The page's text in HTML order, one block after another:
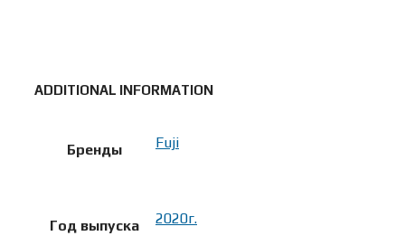
ADDITIONAL INFORMATION
Бренды Fuji
Год выпуска 2020г.